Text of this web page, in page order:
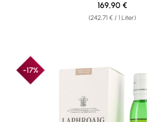
(242,71 € / 1 Liter)
Regulärer Preis:
169,90 €
-17%